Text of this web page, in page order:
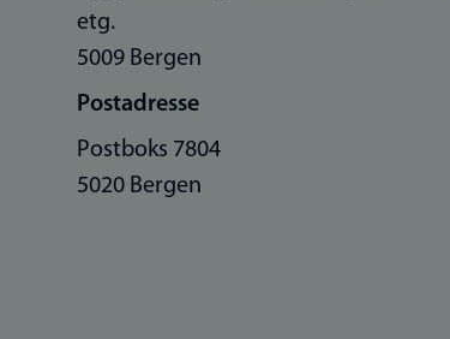
etg.
5009 Bergen
Postadresse
Postboks 7804
5020 Bergen